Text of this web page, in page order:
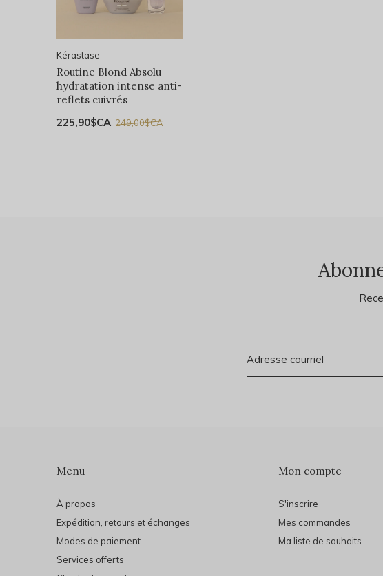
Kérastase
Routine Blond Absolu
hydratation intense anti-
reflets cuivrés
225,90$CA 249,00$CA
Menu
À propos
Expédition, retours et échanges
Modes de paiement
Services offerts
Mon compte
S'inscrire
Mes commandes
Ma liste de souhaits